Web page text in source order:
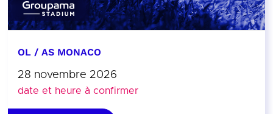
OL / AS MONACO
28 novembre 2026
date et heure à confirmer